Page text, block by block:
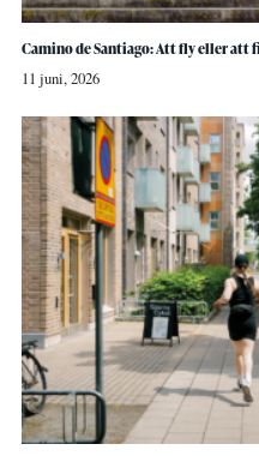
Camino de Santiago: Att fly eller att
11 juni, 2026